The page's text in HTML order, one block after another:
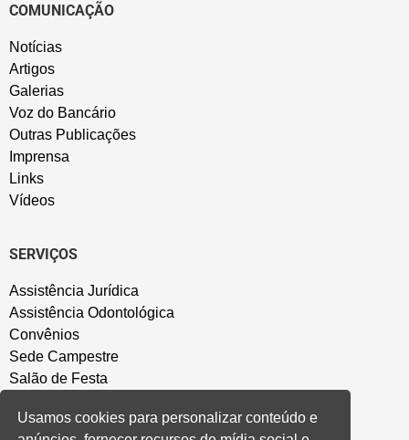
COMUNICAÇÃO
Notícias
Artigos
Galerias
Voz do Bancário
Outras Publicações
Imprensa
Links
Vídeos
SERVIÇOS
Assistência Jurídica
Assistência Odontológica
Convênios
Sede Campestre
Salão de Festa
Usamos cookies para personalizar conteúdo e